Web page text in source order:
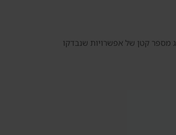
מספר קטן של אפשרויות שנבדקו